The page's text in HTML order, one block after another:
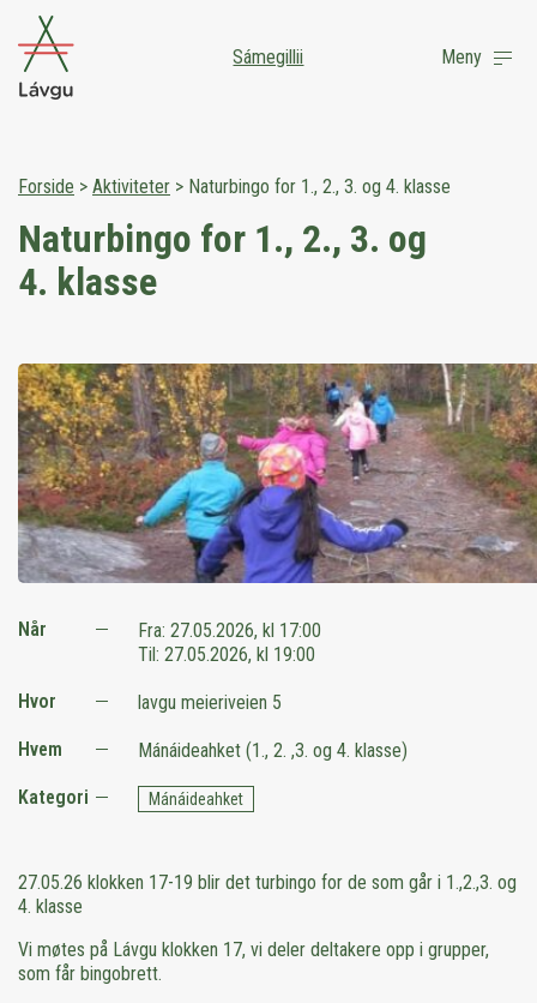
Sámegillii Meny
Forside > Aktiviteter > Naturbingo for 1., 2., 3. og 4. klasse
Naturbingo for 1., 2., 3. og
4. klasse
Når Fra: 27.05.2026, kl 17:00
Til: 27.05.2026, kl 19:00
Hvor lavgu meieriveien 5
Hvem Mánáideahket (1., 2. ,3. og 4. klasse)
Kategori Mánáideahket
27.05.26 klokken 17-19 blir det turbingo for de som går i 1.,2.,3. og
4. klasse
Vi møtes på Lávgu klokken 17, vi deler deltakere opp i grupper,
som får bingobrett.